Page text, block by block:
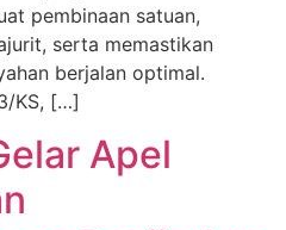
pembinaan satuan,
serta memastikan
berjalan optimal.
KS, […]
Apel